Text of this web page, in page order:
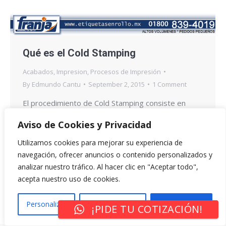
Aviso de Cookies y Privacidad
Utilizamos cookies para mejorar su experiencia de
navegación, ofrecer anuncios o contenido personalizados y
analizar nuestro tráfico. Al hacer clic en "Aceptar todo",
acepta nuestro uso de cookies.
Personalizar Rechazar Todo Aceptar Todo
Qué es el Cold Stamping
Acabados, Impresion, Procesos de Impresión
By Edmundo Cantu September 2, 2015 1 Comment
El procedimiento de Cold Stamping consiste en
transportador (Llamado Foil o Película) a un material
que se desea decorar, esto se logra a través de un
procedimiento que implica un adhesivo. Para el
procedimiento de estampado en frío, se requiere
UV, Rodillo,…
¡PIDE TU COTIZACIÓN!